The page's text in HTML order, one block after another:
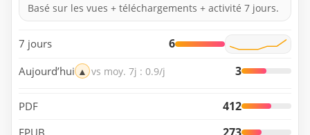
Basé sur les vues + téléchargements + activité 7 jours.
7 jours 6
Aujourd’hui ▲ vs moy. 7j : 0.9/j 3
PDF 412
EPUB 273